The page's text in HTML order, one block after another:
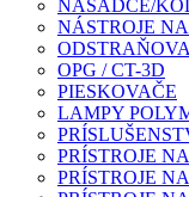
NÁSADCE/
NÁSTROJE
OPG / CT-3D
PIESKOVAČE
LAMPY
PRÍSTROJE
PRÍSTROJE